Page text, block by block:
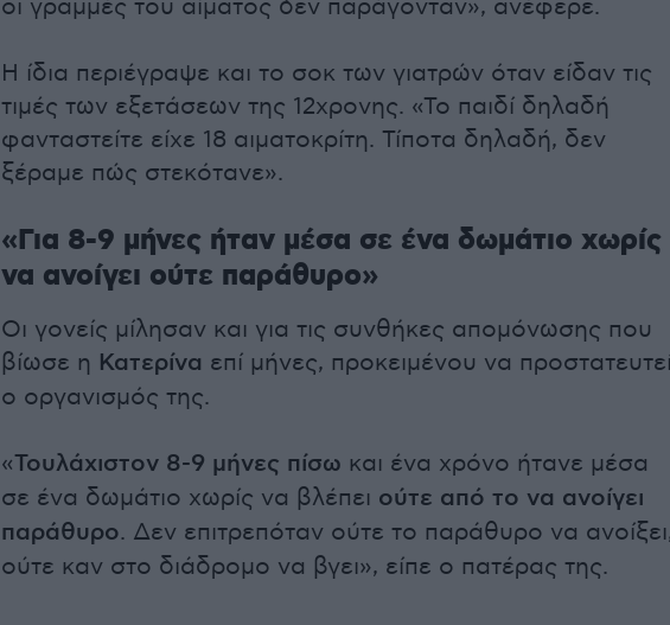
οι γραμμές του αίματος δεν παράγονταν», ανέφερε.
Η ίδια περιέγραψε και το σοκ των γιατρών όταν είδαν τις
τιμές των εξετάσεων της 12χρονης. «Το παιδί δηλαδή
φανταστείτε είχε 18 αιματοκρίτη. Τίποτα δηλαδή, δεν
ξέραμε πώς στεκότανε».
«Για 8-9 μήνες ήταν μέσα σε ένα δωμάτιο χωρίς
να ανοίγει ούτε παράθυρο»
Οι γονείς μίλησαν και για τις συνθήκες απομόνωσης που
βίωσε η Κατερίνα επί μήνες, προκειμένου να
ο οργανισμός της.
«Τουλάχιστον 8-9 μήνες πίσω και ένα χρόνο ήτανε μέσα
σε ένα δωμάτιο χωρίς να βλέπει ούτε από το να ανοίγει
παράθυρο. Δεν επιτρεπόταν ούτε το παράθυρο να
ούτε καν στο διάδρομο να βγει», είπε ο πατέρας της.